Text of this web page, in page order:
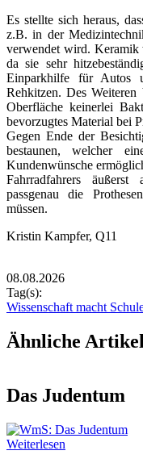
Es stellte sich heraus,
z.B. in der
verwendet wird. Keramik
da sie sehr
Einparkhilfe für Autos
Rehkitzen. Des
Oberfläche keinerlei
bevorzugtes Material bei
Gegen Ende der
bestaunen, welcher
Kundenwünsche
Fahrradfahrers
passgenau die
müssen.
Kristin Kampfer, Q11
08.08.2026
Tag(s):
Wissenschaft macht
Ähnliche Artikel
Das Judentum
Weiterlesen